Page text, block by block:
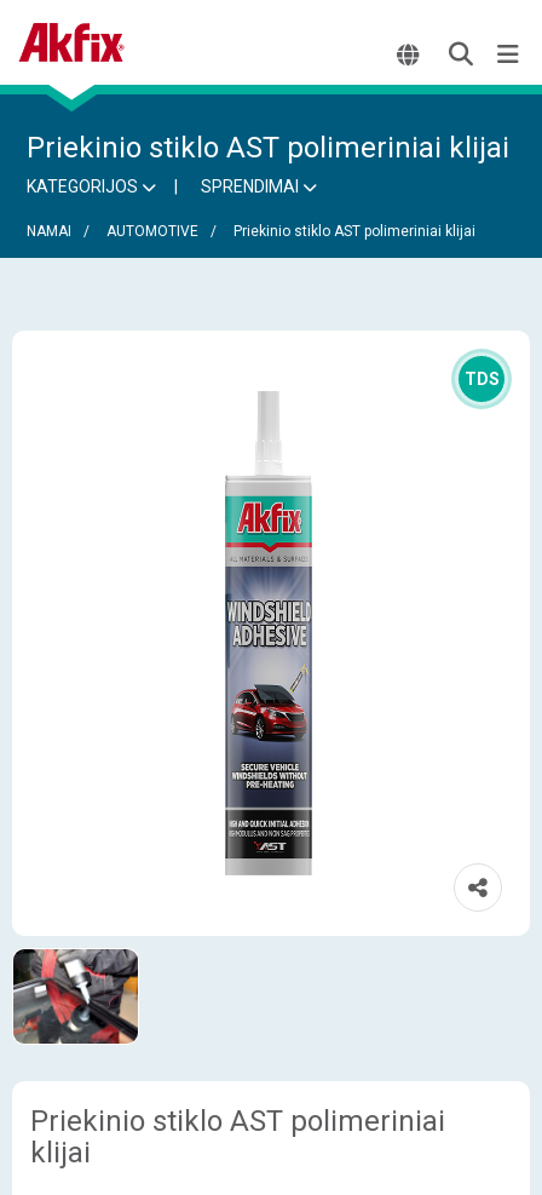
Priekinio stiklo AST polimeriniai klijai
KATEGORIJOS SPRENDIMAI
NAMAI AUTOMOTIVE Priekinio stiklo AST polimeriniai klijai
TDS
Priekinio stiklo AST polimeriniai
klijai